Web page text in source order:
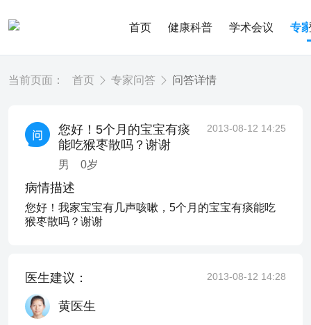
首页 健康科普 学术会议 专
当前页面： 首页 专家问答 问答详情
您好！5个月的宝宝有痰
能吃猴枣散吗？谢谢
男 0岁
2013-08-12 14:25
病情描述
您好！我家宝宝有几声咳嗽，5个月的宝宝有痰能吃
猴枣散吗？谢谢
医生建议： 2013-08-12 14:28
黄医生